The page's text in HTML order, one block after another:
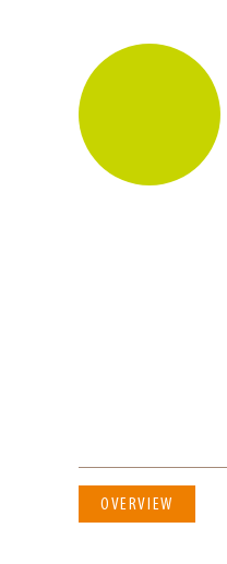
SKIP
NAVIGATION
OVERVIEW